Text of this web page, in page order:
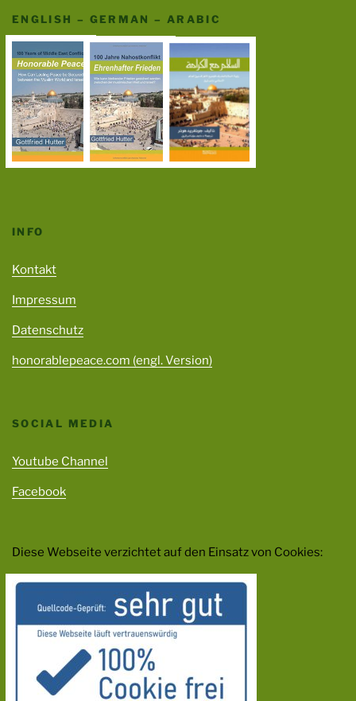
ENGLISH – GERMAN – ARABIC
INFO
Kontakt
Impressum
Datenschutz
honorablepeace.com (engl. Version)
SOCIAL MEDIA
Youtube Channel
Facebook
Diese Webseite verzichtet auf den Einsatz von Cookies: